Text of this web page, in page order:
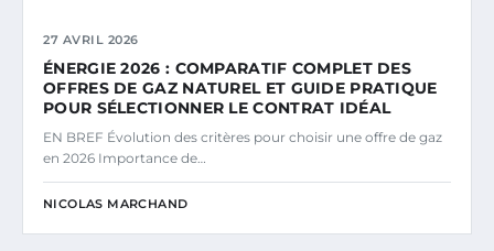
27 AVRIL 2026
ÉNERGIE 2026 : COMPARATIF COMPLET DES
OFFRES DE GAZ NATUREL ET GUIDE PRATIQUE
POUR SÉLECTIONNER LE CONTRAT IDÉAL
EN BREF Évolution des critères pour choisir une offre de gaz
en 2026 Importance de…
NICOLAS MARCHAND